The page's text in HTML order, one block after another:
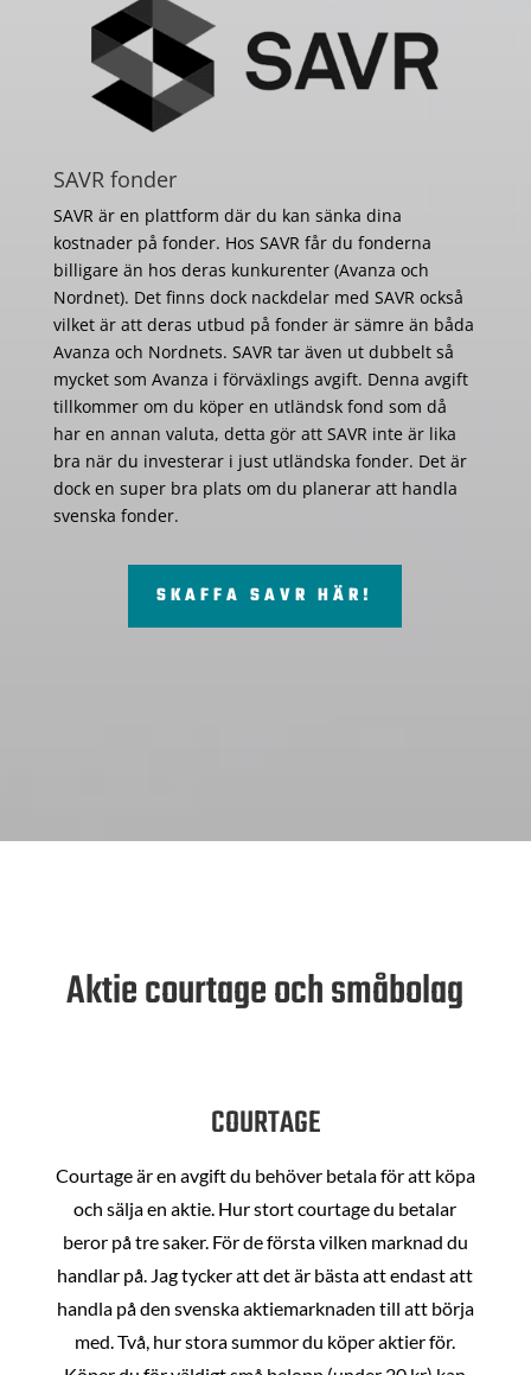
SAVR fonder
SAVR är en plattform där du kan sänka dina
kostnader på fonder. Hos SAVR får du fonderna
billigare än hos deras kunkurenter (Avanza och
Nordnet). Det finns dock nackdelar med SAVR också
vilket är att deras utbud på fonder är sämre än båda
Avanza och Nordnets. SAVR tar även ut dubbelt så
mycket som Avanza i förväxlings avgift. Denna avgift
tillkommer om du köper en utländsk fond som då
har en annan valuta, detta gör att SAVR inte är lika
bra när du investerar i just utländska fonder. Det är
dock en super bra plats om du planerar att handla
svenska fonder.
SKAFFA SAVR HÄR!
Aktie courtage och småbolag
COURTAGE
Courtage är en avgift du behöver betala för att köpa
och sälja en aktie. Hur stort courtage du betalar
beror på tre saker. För de första vilken marknad du
handlar på. Jag tycker att det är bästa att endast att
handla på den svenska aktiemarknaden till att börja
med. Två, hur stora summor du köper aktier för.